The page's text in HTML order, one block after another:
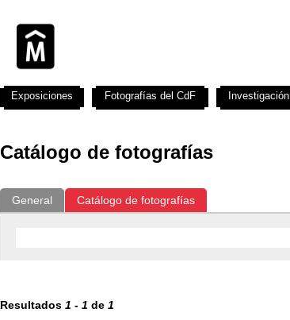
Catálogo de fotografías
General Catálogo de fotografías
Resultados 1 - 1 de 1
Exposiciones Fotografías del CdF Investigación